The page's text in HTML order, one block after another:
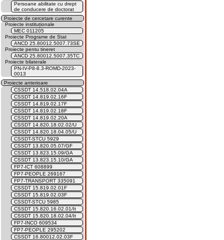
Persoane abilitate cu drept
de conducere de doctorat
Proiecte de cercetare curente
Proiecte instituționale
MEC 011205
Proiecte Programe de Stat
ANCD 25.80012.5007.73SE
Proiecte pentu tineret
ANCD 25.80012.5007.35TC
Proiecte bilaterale
PN-IV-P8-8.3-ROMD-2023-
0013
Proiecte anterioare
CSSDT 14.518.02.04A
CSSDT 14.819.02.16F
CSSDT 14.819.02.17F
CSSDT 14.819.02.18F
CSSDT 14.819.02.20A
CSSDT 14.820.18.02.02/U
CSSDT 14.820.18.04.05/U
CSSDT-STCU 5929
CSSDT 13.820.05.07/GF
CSSDT 13.823.15.09/GA
CSSDT 13.823.15.10/GA
FP7-ICT 608899
FP7-PEOPLE 269167
FP7-TRANSPORT 335091
CSSDT 15.819.02.01F
CSSDT 15.819.02.03F
CSSDT-STCU 5985
CSSDT 15.820.16.02.01/It
CSSDT 15.820.18.02.04/It
FP7-INCO 609534
FP7-PEOPLE 295202
CSSDT 16.80012.02.03F